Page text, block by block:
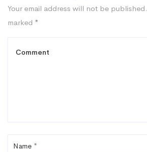
Your email address will not be published.
marked *